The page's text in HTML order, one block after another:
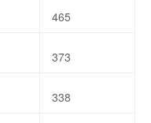
465
373
338